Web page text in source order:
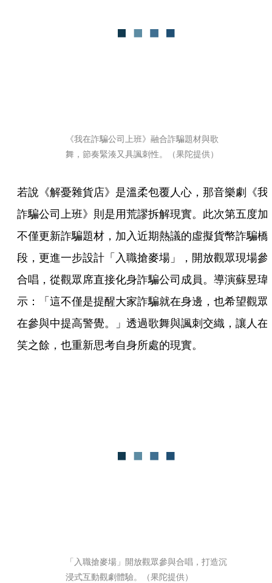
《我在詐騙公司上班》融合詐騙題材與歌
舞，節奏緊湊又具諷刺性。（果陀提供）
若說《解憂雜貨店》是溫柔包覆人心，那音樂劇《我
詐騙公司上班》則是用荒謬拆解現實。此次第五度加
不僅更新詐騙題材，加入近期熱議的虛擬貨幣詐騙橋
段，更進一步設計「入職搶麥場」，開放觀眾現場參
合唱，從觀眾席直接化身詐騙公司成員。導演蘇昱瑋
示：「這不僅是提醒大家詐騙就在身邊，也希望觀眾
在參與中提高警覺。」透過歌舞與諷刺交織，讓人在
笑之餘，也重新思考自身所處的現實。
「入職搶麥場」開放觀眾參與合唱，打造沉
浸式互動觀劇體驗。（果陀提供）